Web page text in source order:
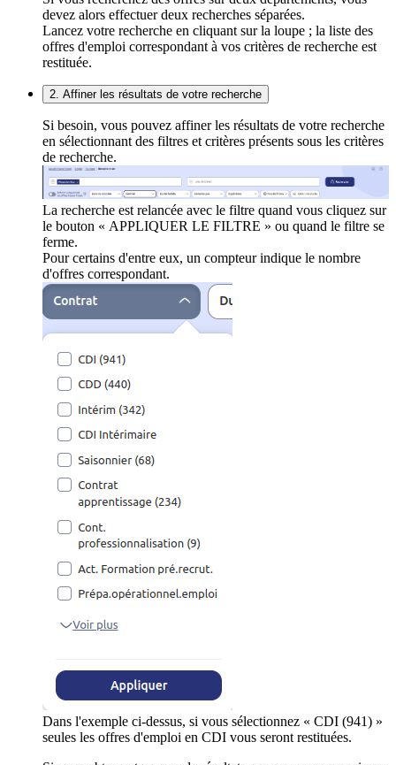
devez alors effectuer deux recherches séparées.
Lancez votre recherche en cliquant sur la loupe ; la liste des
offres d'emploi correspondant à vos critères de recherche est
restituée.
2. Affiner les résultats de votre recherche
Si besoin, vous pouvez affiner les résultats de votre recherche
en sélectionnant des filtres et critères présents sous les critères
de recherche.
La recherche est relancée avec le filtre quand vous cliquez sur
le bouton « APPLIQUER LE FILTRE » ou quand le filtre se
ferme.
Pour certains d'entre eux, un compteur indique le nombre
d'offres correspondant.
Dans l'exemple ci-dessus, si vous sélectionnez « CDI (941) »
seules les offres d'emploi en CDI vous seront restituées.